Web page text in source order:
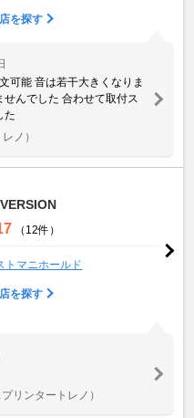
を探す
可能 音は若干大きくなりま
んでした 合わせて取付ス
た
ノ）
（12件）
トマニホールド
を探す
リンタートレノ）